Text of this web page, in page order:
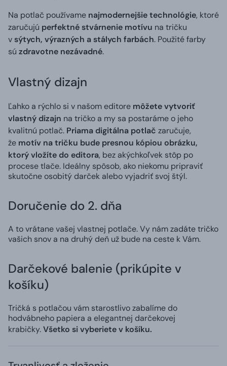
Na potlač používame najmodernejšie technológie, ktoré
zaručujú perfektné stvárnenie motívu na tričku
v sýtych, výrazných a stálych farbách. Použité farby
sú zdravotne nezávadné.
Vlastný dizajn
Ľahko a rýchlo si v našom editore môžete vytvoriť
vlastný dizajn na tričko a my sa postaráme o jeho
kvalitnú potlač. Priama digitálna potlač zaručuje,
že motív na tričku bude presnou kópiou obrázku,
ktorý vložíte do editora, bez akýchkoľvek stôp po
procese tlače. Ideálny spôsob, ako niekomu pripraviť
skutočne osobitý darček alebo vyjadriť svoj štýl.
Doručenie do 2. dňa
A to vrátane vašej vlastnej potlače. Vy nám zadáte tričko
vašich snov a na druhý deň už bude na ceste k Vám.
Darčekové balenie (prikúpite v
košíku)
Tričká s potlačou vám starostlivo zabalíme do
hodvábneho papiera a elegantnej darčekovej
krabičky.Všetko si vyberiete v košíku.